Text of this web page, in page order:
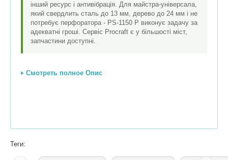
інший ресурс і антивібрація. Для майстра-універсала,
який свердлить сталь до 13 мм, дерево до 24 мм і не
потребує перфоратора - PS-1150 P виконує задачу за
адекватні гроші. Сервіс Procraft є у більшості міст,
запчастини доступні.
Смотреть полное Опис
Теги: